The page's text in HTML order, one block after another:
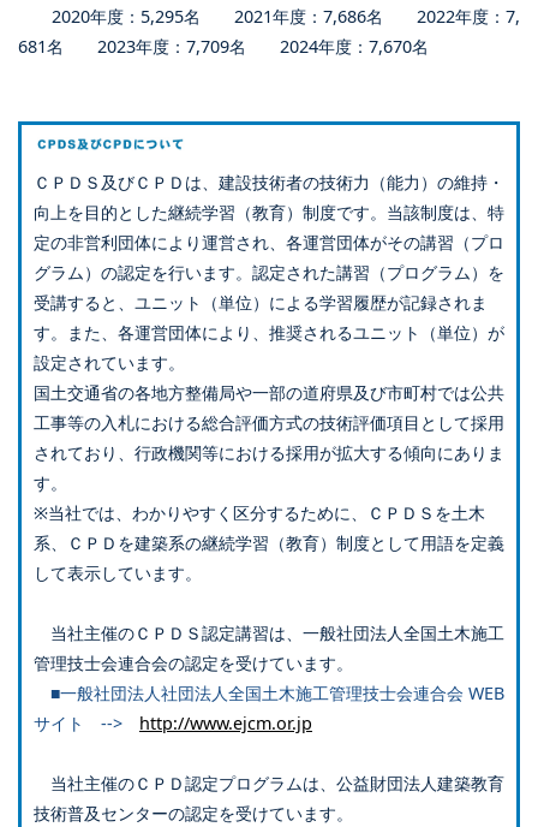
2020年度：5,295名 2021年度：7,686名 2022年度：7,
681名 2023年度：7,709名 2024年度：7,670名
ＣＰＤＳ及びＣＰＤは、建設技術者の技術力（能力）の維持・
向上を目的とした継続学習（教育）制度です。当該制度は、特
定の非営利団体により運営され、各運営団体がその講習（プロ
グラム）の認定を行います。認定された講習（プログラム）を
受講すると、ユニット（単位）による学習履歴が記録されま
す。また、各運営団体により、推奨されるユニット（単位）が
設定されています。
国土交通省の各地方整備局や一部の道府県及び市町村では公共
工事等の入札における総合評価方式の技術評価項目として採用
されており、行政機関等における採用が拡大する傾向にありま
す。
※当社では、わかりやすく区分するために、ＣＰＤＳを土木
系、ＣＰＤを建築系の継続学習（教育）制度として用語を定義
して表示しています。
当社主催のＣＰＤＳ認定講習は、一般社団法人全国土木施工
管理技士会連合会の認定を受けています。
■一般社団法人社団法人全国土木施工管理技士会連合会 WEB
サイト --> http://www.ejcm.or.jp
当社主催のＣＰＤ認定プログラムは、公益財団法人建築教育
技術普及センターの認定を受けています。